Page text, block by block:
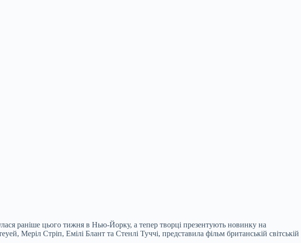
раніше цього тижня в Нью-Йорку, а тепер творці презентують новинку на
Меріл Стріп, Емілі Блант та Стенлі Туччі, представила фільм британській світській